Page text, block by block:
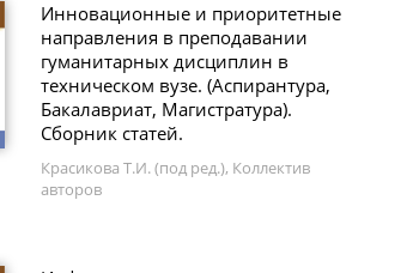
Инновационные и приоритетные
направления в преподавании
гуманитарных дисциплин в
техническом вузе. (Аспирантура,
Бакалавриат, Магистратура).
Сборник статей.
Красикова Т.И. (под ред.), Коллектив
авторов